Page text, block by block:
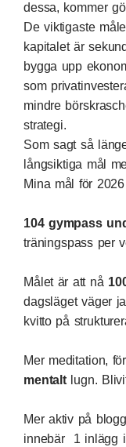
dessa, kommer
De viktigaste
kapitalet är
bygga upp
som
mindre
strategi.
Som sagt så
långsiktiga mål
Mina mål för
104 gympass
träningspass per
Målet är att nå
dagsläget väger
kvitto på
Mer meditation,
mentaltlugn.
Mer aktiv på
innebär 1 inlägg